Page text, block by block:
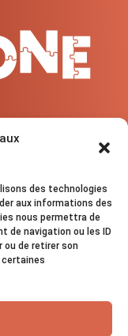
des technologies
aux informations des
nous permettra de
de navigation ou les ID
ou de retirer son
!